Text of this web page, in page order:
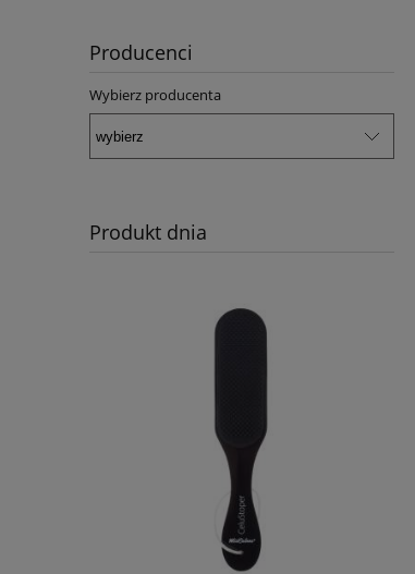
Producenci
Wybierz producenta
Produkt dnia